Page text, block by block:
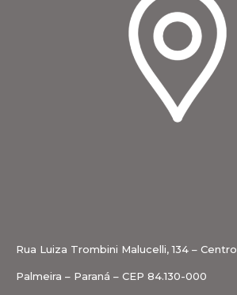
Rua Luiza Trombini Malucelli, 134 – Centro
Palmeira – Paraná – CEP 84.130-000